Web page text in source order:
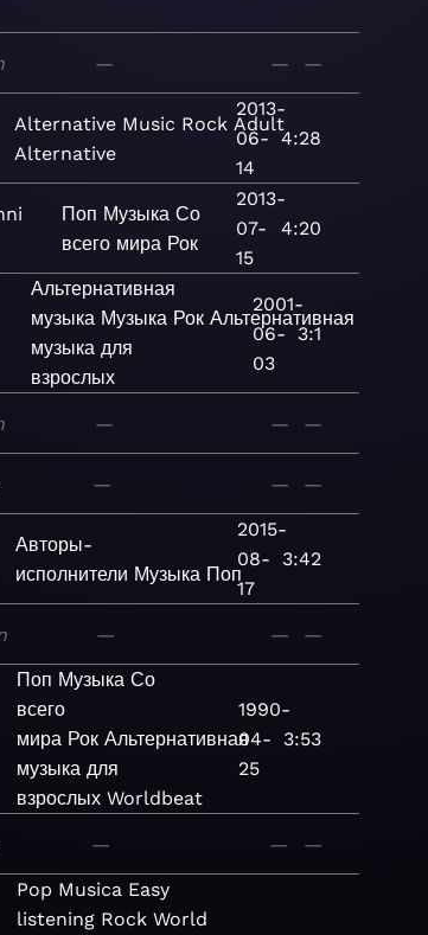
— — —
Alternative Music Rock Adult
Alternative
2013-
06-
14
4:28
Поп Музыка Со
всего мира Рок
2013-
07-
15
4:20
Альтернативная
музыка Музыка Рок Альтернативная
музыка для
взрослых
2001-
06-
03
3:1
— — —
— — —
Авторы-
исполнители Музыка Поп
2015-
08-
17
3:42
— — —
Поп Музыка Со
всего
мира Рок Альтернативная
музыка для
взрослых Worldbeat
1990-
04-
25
3:53
— — —
Pop Musica Easy
listening Rock World